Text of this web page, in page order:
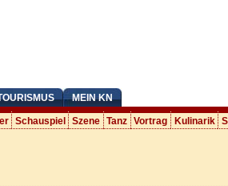
MEIN KN
Schauspiel Szene Tanz Vortrag Kulinarik